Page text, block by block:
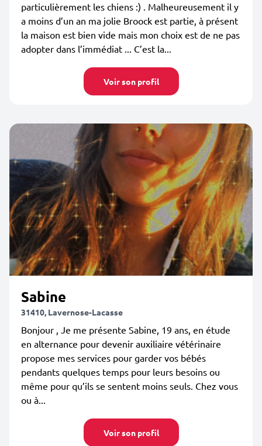
particulièrement les chiens :) . Malheureusement il y
a moins d’un an ma jolie Broock est partie, à présent
la maison est bien vide mais mon choix est de ne pas
adopter dans l’immédiat ... C’est la...
Voir son profil
Sabine
31410, Lavernose-Lacasse
Bonjour , Je me présente Sabine, 19 ans, en étude
en alternance pour devenir auxiliaire vétérinaire
propose mes services pour garder vos bébés
pendants quelques temps pour leurs besoins ou
même pour qu’ils se sentent moins seuls. Chez vous
ou à...
Voir son profil